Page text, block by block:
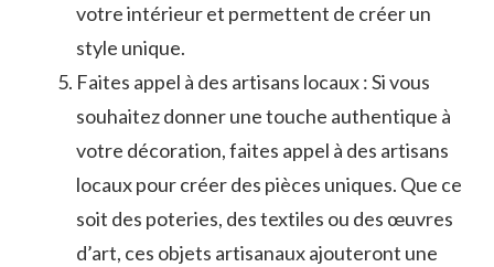
votre intérieur ⁢et permettent ⁤de créer un
style unique.
Faites ‍appel à des artisans locaux : Si vous
souhaitez ‌donner une touche ⁢authentique à
votre décoration, faites appel à des artisans
locaux pour créer des pièces uniques. ⁣Que ce
soit des poteries, des textiles ou des œuvres‌
d’art, ‍ces objets artisanaux⁢ ajouteront une​